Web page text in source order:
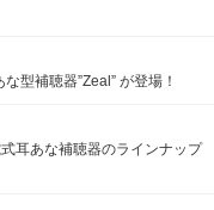
型補聴器”Zeal” が登場！
耳あな補聴器のラインナップ